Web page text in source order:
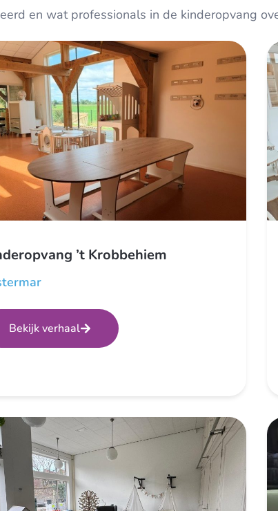
en wat professionals in de kinderopvang
’t Krobbehiem
Bekijk verhaal